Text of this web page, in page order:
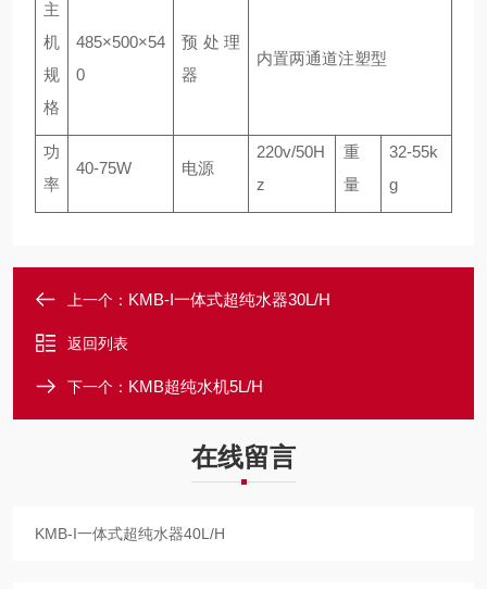
主
机
规
格
485×500×54
0
预处理
器
内置两通道注塑型
功
率
40-75W 电源
220v/50H
z
重
量
32-55k
g
上一个： KMB-I一体式超纯水器30L/H
返回列表
下一个： KMB超纯水机5L/H
在线留言